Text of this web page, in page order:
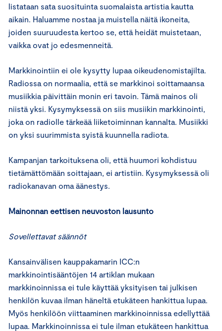
listataan sata suosituinta suomalaista artistia kautta
aikain. Haluamme nostaa ja muistella näitä ikoneita,
joiden suuruudesta kertoo se, että heidät muistetaan,
vaikka ovat jo edesmenneitä.
Markkinointiin ei ole kysytty lupaa oikeudenomistajilta.
Radiossa on normaalia, että se markkinoi soittamaansa
musiikkia päivittäin monin eri tavoin. Tämä mainos oli
niistä yksi. Kysymyksessä on siis musiikin markkinointi,
joka on radiolle tärkeää liiketoiminnan kannalta. Musiikki
on yksi suurimmista syistä kuunnella radiota.
Kampanjan tarkoituksena oli, että huumori kohdistuu
tietämättömään soittajaan, ei artistiin. Kysymyksessä oli
radiokanavan oma äänestys.
Mainonnan eettisen neuvoston lausunto
Sovellettavat säännöt
Kansainvälisen kauppakamarin ICC:n
markkinointisääntöjen 14 artiklan mukaan
markkinoinnissa ei tule käyttää yksityisen tai julkisen
henkilön kuvaa ilman häneltä etukäteen hankittua lupaa.
Myös henkilöön viittaaminen markkinoinnissa edellyttää
lupaa. Markkinoinnissa ei tule ilman etukäteen hankittua